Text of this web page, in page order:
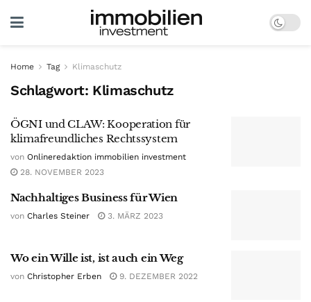
Home Tag Klimaschutz
Schlagwort: Klimaschutz
ÖGNI und CLAW: Kooperation für
klimafreundliches Rechtssystem
von Onlineredaktion immobilien investment
28. NOVEMBER 2023
Nachhaltiges Business für Wien
von Charles Steiner 3. MÄRZ 2023
Wo ein Wille ist, ist auch ein Weg
von Christopher Erben 9. DEZEMBER 2022